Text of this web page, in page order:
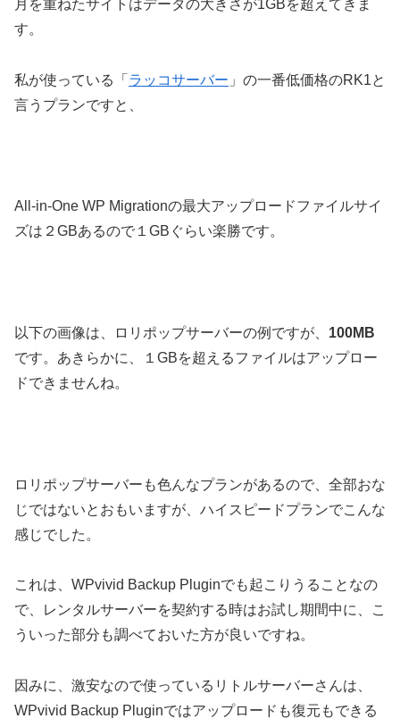
月を重ねたサイトはデータの大きさが1GBを超えてきま
す。
私が使っている「 ラッコサーバー 」の一番低価格のRK1と
言うプランですと、
All-in-One WP Migrationの最大アップロードファイルサイ
ズは２GBあるので１GBぐらい楽勝です。
以下の画像は、ロリポップサーバーの例ですが、 100MB
です。あきらかに、１GBを超えるファイルはアップロー
ドできませんね。
ロリポップサーバーも色んなプランがあるので、全部おな
じではないとおもいますが、ハイスピードプランでこんな
感じでした。
これは、WPvivid Backup Pluginでも起こりうることなの
で、レンタルサーバーを契約する時はお試し期間中に、こ
ういった部分も調べておいた方が良いですね。
因みに、激安なので使っているリトルサーバーさんは、
WPvivid Backup Pluginではアップロードも復元もできる